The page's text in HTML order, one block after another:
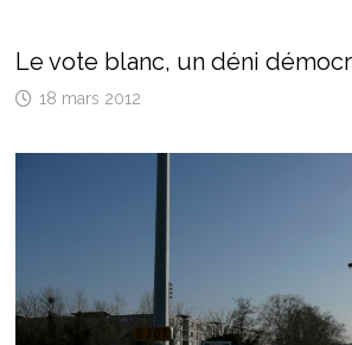
Le vote blanc, un déni
18 mars 2012